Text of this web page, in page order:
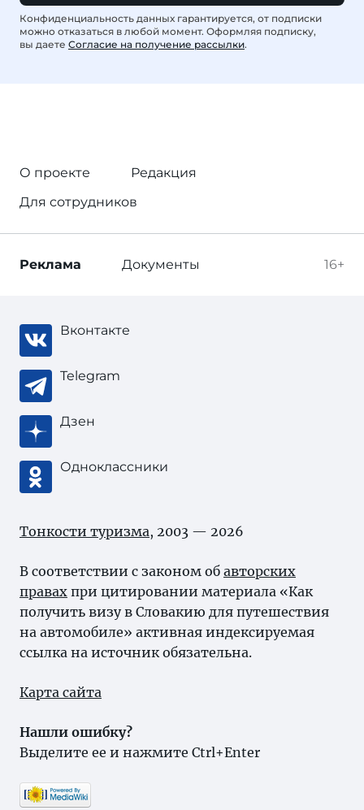
Конфиденциальность данных гарантируется, от подписки
можно отказаться в любой момент. Оформляя подписку,
вы даете Согласие на получение рассылки.
О проекте
Редакция
Для сотрудников
16+
Реклама Документы
Вконтакте
Telegram
Дзен
Одноклассники
Тонкости туризма, 2003 — 2026
В соответствии с законом об авторских
правах при цитировании материала «Как
получить визу в Словакию для путешествия
на автомобиле» активная индексируемая
ссылка на источник обязательна.
Карта сайта
Нашли ошибку?
Выделите ее и нажмите Ctrl+Enter